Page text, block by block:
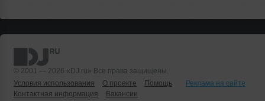
© 2001 — 2026 «DJ.ru» Все права защищены.
Условия использования
О проекте Помощь
Реклама на сайте
Контактная информация
Вакансии